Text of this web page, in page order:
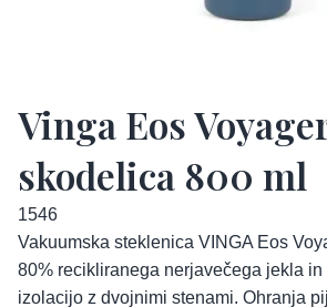
Vinga Eos
skodelica 800 ml
1546
Vakuumska steklenica VINGA Eos
80% recikliranega nerjavečega jekla
izolacijo z dvojnimi stenami. Ohranja